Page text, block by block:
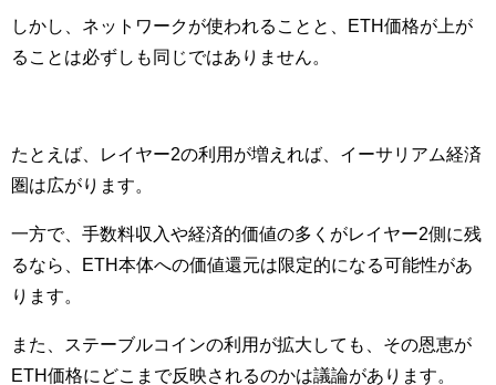
しかし、ネットワークが使われることと、ETH価格が上が
ることは必ずしも同じではありません。
たとえば、レイヤー2の利用が増えれば、イーサリアム経済
圏は広がります。
一方で、手数料収入や経済的価値の多くがレイヤー2側に残
るなら、ETH本体への価値還元は限定的になる可能性があ
ります。
また、ステーブルコインの利用が拡大しても、その恩恵が
ETH価格にどこまで反映されるのかは議論があります。